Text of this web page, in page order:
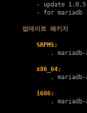
    - update 1.0.5
- for mariadb
업데이트 패키지
SRPMS:
        .
x86_64:
        .
i686:
        .